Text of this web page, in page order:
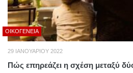
ΟΙΚΟΓΈΝΕΙΑ
29 ΙΑΝΟΥΑΡΊΟΥ 2022
Πώς επηρεάζει η σχέση μεταξύ